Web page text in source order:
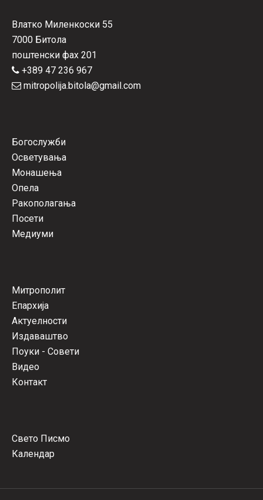
Влатко Миленкоски 55
7000 Битола
поштенски фах 201
+389 47 236 967
mitropolija.bitola@gmail.com
Богослужби
Осветувања
Монашења
Опела
Ракополагања
Посети
Медиуми
Митрополит
Епархија
Актуелности
Издаваштво
Поуки - Совети
Видео
Контакт
Свето Писмо
Календар